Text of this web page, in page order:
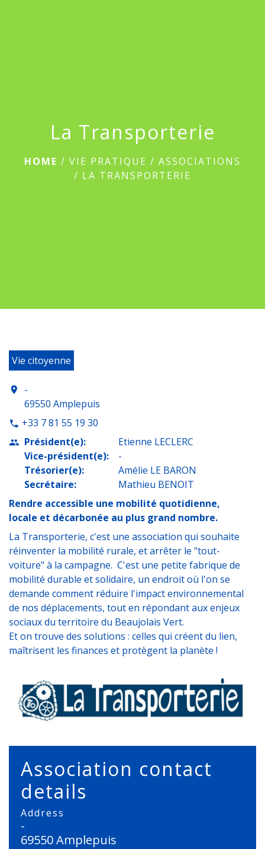
La Transporterie
HOME / VIE PRATIQUE / ASSOCIATIONS
/ LA TRANSPORTERIE
Vie citoyenne
location_on
-
69550 Amplepuis
phone +33 7 81 55 19 30
people Président(e):
Vice-président(e):
Trésorier(e):
Secrétaire:
Etienne LECLERC
-
Amélie LE BARON
Mathieu BENOIT
Rendre accessible une mobilité quotidienne,
locale et décarbonée au plus grand nombre.
La Transporterie, c'est une association qui souhaite
réinventer la mobilité rurale, et arrêter le "tout-
voiture" à la campagne. C'est une petite fabrique de
mobilité durable et solidaire, un endroit où l'on se
demande comment réduire l'impact environnemental
de nos déplacements, tout en répondant aux enjeux
sociaux du territoire du Beaujolais Vert.
Et on trouve des solutions : celles qui créent du lien,
maîtrisent les finances et protègent la planète !
Association contact
details
Address
-
69550 Amplepuis